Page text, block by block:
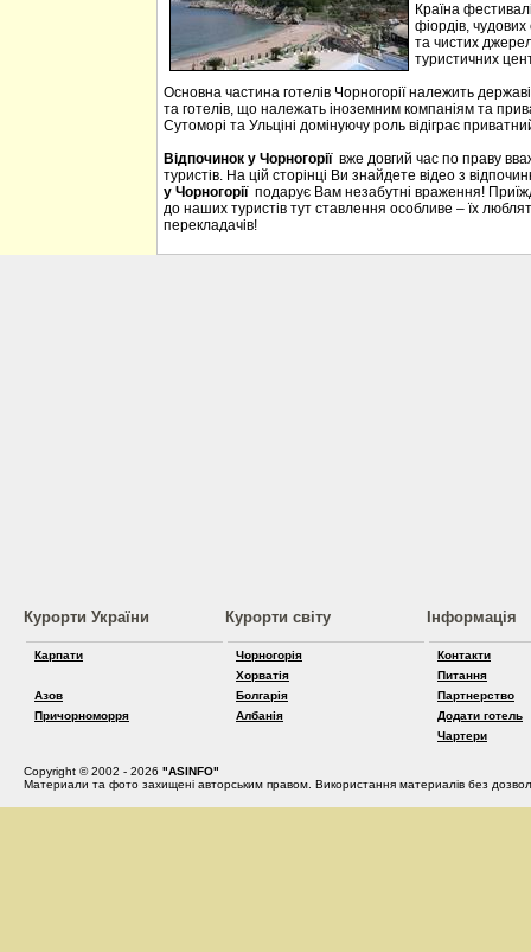
Країна
фіордів, чудових
та чистих
туристичних
Основна частина готелів Чорногорії належить
та готелів, що належать іноземним компаніям та
Сутоморі та Ульціні домінуючу роль відіграє
Відпочинок у Чорногорії вже довгий час по праву
туристів. На цій сторінці Ви знайдете відео з
у Чорногоріїподарує Вам незабутні враження!
до наших туристів тут ставлення особливе – їх
перекладачів!
Курорти України
Карпати
Азов
Причорноморря
Курорти світу
Чорногорія
Хорватія
Болгарія
Албанія
Інформація
Контакти
Питання
Партнерство
Додати готель
Чартери
Copyright © 2002 - 2026 "ASINFO"
Материали та фото захищені авторським правом. Використання материалів без